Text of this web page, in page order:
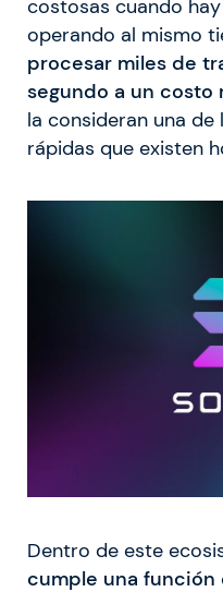
costosas cuando
operando al mismo
procesar miles de
segundo a un costo
la consideran una de
rápidas que existen
Dentro de este
cumple una